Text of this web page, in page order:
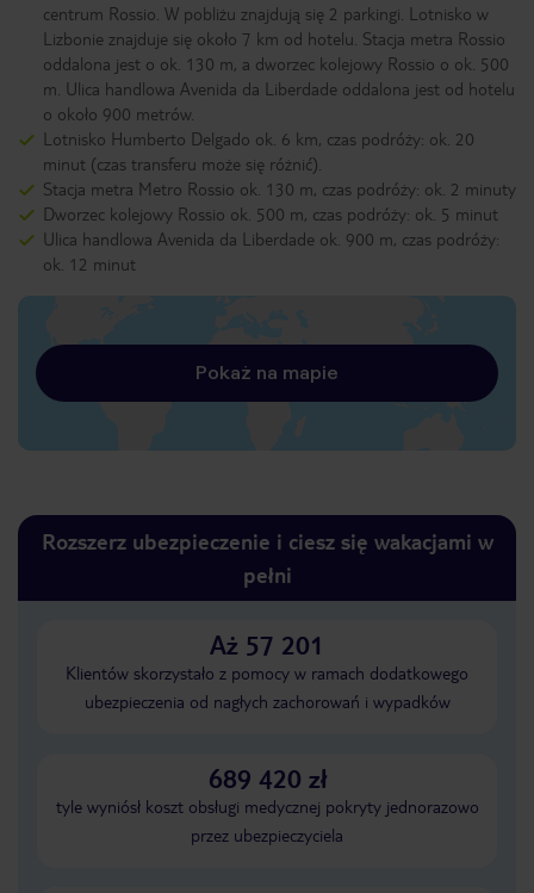
centrum Rossio. W pobliżu znajdują się 2 parkingi. Lotnisko w
Lizbonie znajduje się około 7 km od hotelu. Stacja metra Rossio
oddalona jest o ok. 130 m, a dworzec kolejowy Rossio o ok. 500
m. Ulica handlowa Avenida da Liberdade oddalona jest od hotelu
o około 900 metrów.
Lotnisko Humberto Delgado ok. 6 km, czas podróży: ok. 20
minut (czas transferu może się różnić).
Stacja metra Metro Rossio ok. 130 m, czas podróży: ok. 2 minuty
Dworzec kolejowy Rossio ok. 500 m, czas podróży: ok. 5 minut
Ulica handlowa Avenida da Liberdade ok. 900 m, czas podróży:
ok. 12 minut
Pokaż na mapie
Rozszerz ubezpieczenie i ciesz się wakacjami w
pełni
Aż 57 201
Klientów skorzystało z pomocy w ramach dodatkowego
ubezpieczenia od nagłych zachorowań i wypadków
689 420 zł
tyle wyniósł koszt obsługi medycznej pokryty jednorazowo
przez ubezpieczyciela